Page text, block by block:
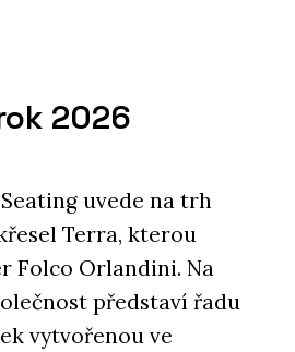
2026
uvede na trh
Terra, kterou
Folco Orlandini. Na
představí řadu
vytvořenou ve